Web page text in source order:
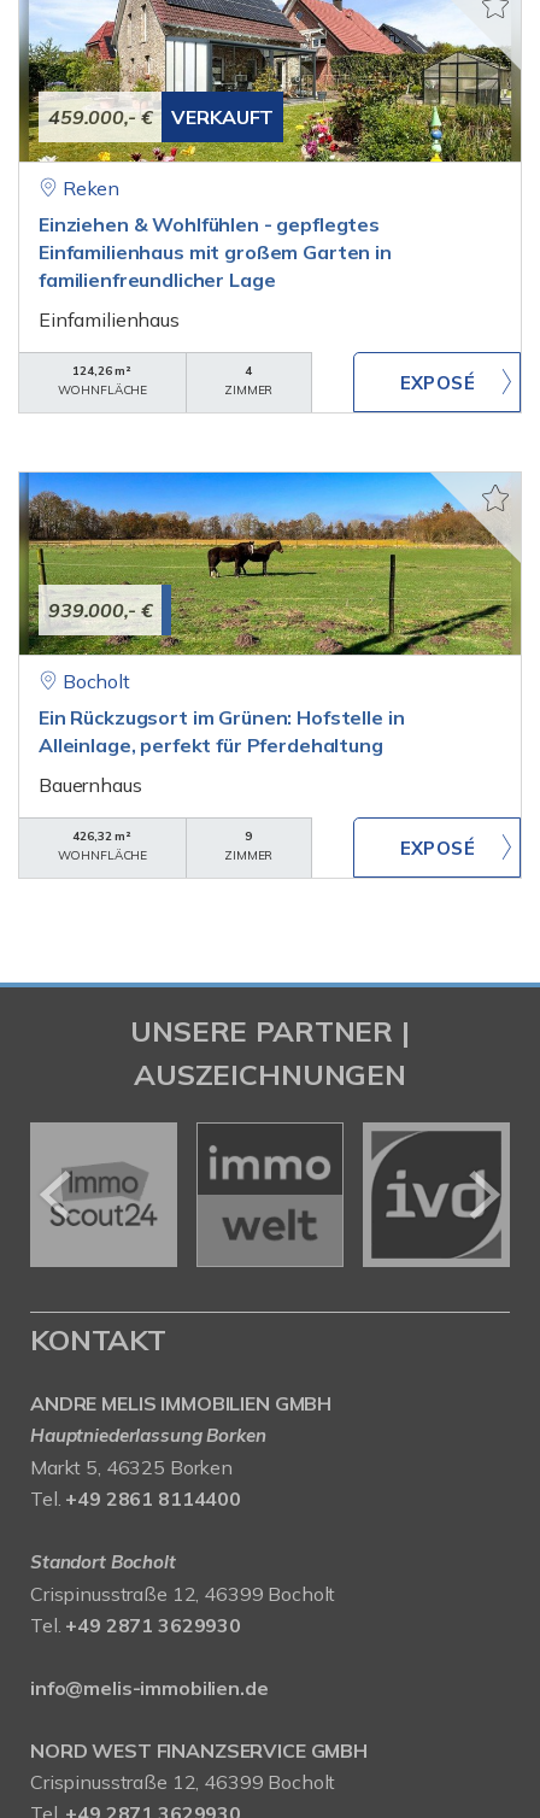
459.000,- € VERKAUFT
Reken
Einziehen & Wohlfühlen - gepflegtes
Einfamilienhaus mit großem Garten in
familienfreundlicher Lage
Einfamilienhaus
124,26 m²
WOHNFLÄCHE
4
ZIMMER
939.000,- €
Bocholt
Ein Rückzugsort im Grünen: Hofstelle in
Alleinlage, perfekt für Pferdehaltung
Bauernhaus
426,32 m²
WOHNFLÄCHE
9
ZIMMER
UNSERE PARTNER |
AUSZEICHNUNGEN
KONTAKT
ANDRE MELIS IMMOBILIEN GMBH
Hauptniederlassung Borken
Markt 5, 46325 Borken
Tel. +49 2861 8114400
Standort Bocholt
Crispinusstraße 12, 46399 Bocholt
Tel. +49 2871 3629930
info@melis-immobilien.de
NORD WEST FINANZSERVICE GMBH
Crispinusstraße 12, 46399 Bocholt